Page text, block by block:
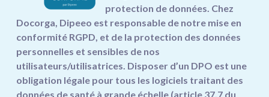
protection de données. Chez
Docorga, Dipeeo est responsable de notre mise en
conformité RGPD, et de la protection des données
personnelles et sensibles de nos
utilisateurs/utilisatrices. Disposer d’un DPO est une
obligation légale pour tous les logiciels traitant des
données de santé à grande échelle (article 37.7 du